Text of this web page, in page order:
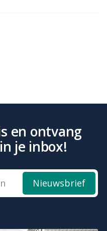
en ontvang
je inbox!
Nieuwsbrief